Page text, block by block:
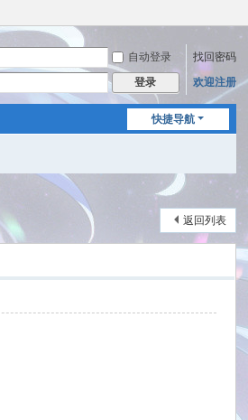
自动登录
找回密码
登录 欢迎注册
快捷导航
返回列表